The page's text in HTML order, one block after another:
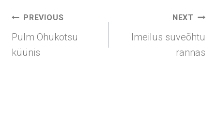
PostPREVIOUS
Pulm Ohukotsu
küünis
NEXT
Imeilus suveõhtu
rannas